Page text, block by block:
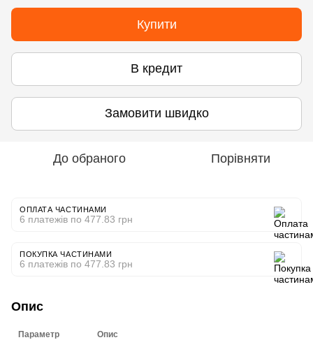
Купити
В кредит
Замовити швидко
До обраного Порівняти
ОПЛАТА ЧАСТИНАМИ
6 платежів по 477.83 грн
ПОКУПКА ЧАСТИНАМИ
6 платежів по 477.83 грн
Опис
Параметр Опис